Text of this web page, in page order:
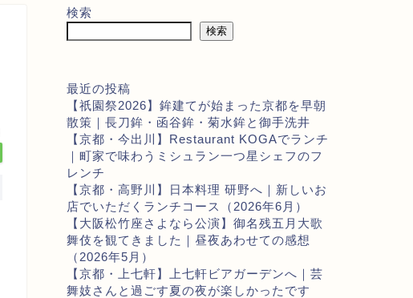
検索
検索
最近の投稿
【祇園祭2026】鉾建てが始まった京都を早朝
散策｜長刀鉾・函谷鉾・菊水鉾と御手洗井
【京都・今出川】Restaurant KOGAでランチ
｜町家で味わうミシュラン一つ星シェフのフ
レンチ
【京都・高野川】日本料理 研野へ｜新しいお
店でいただくランチコース（2026年6月）
【大阪松竹座さよなら公演】御名残五月大歌
舞伎を観てきました｜昼夜あわせての感想
（2026年5月）
【京都・上七軒】上七軒ビアガーデンへ｜芸
舞妓さんと過ごす夏の夜が楽しかったです